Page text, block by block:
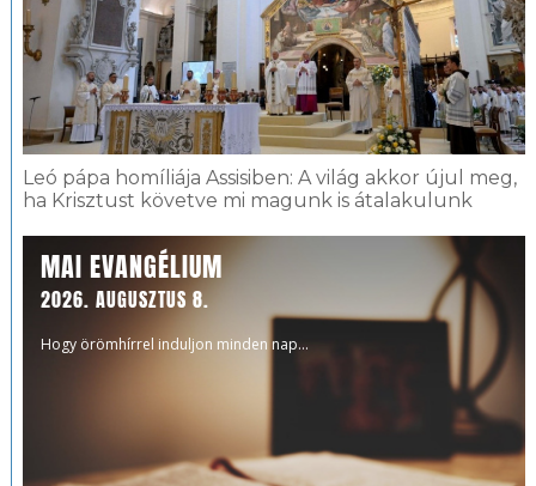
Leó pápa homíliája Assisiben: A világ akkor újul meg,
ha Krisztust követve mi magunk is átalakulunk
MAI EVANGÉLIUM
2026. AUGUSZTUS 8.
Hogy örömhírrel induljon minden nap...